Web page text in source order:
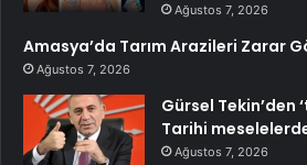
Ağustos 7, 2026
Amasya’da Tarım Arazileri Zarar
Ağustos 7, 2026
Gürsel Tekin’den
Tarihi
Ağustos 7, 2026